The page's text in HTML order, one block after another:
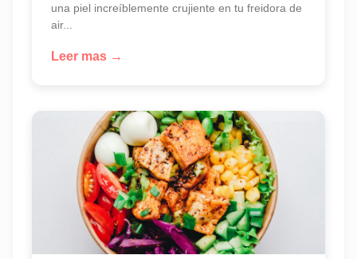
una piel increíblemente crujiente en tu freidora de
air...
Leer mas →